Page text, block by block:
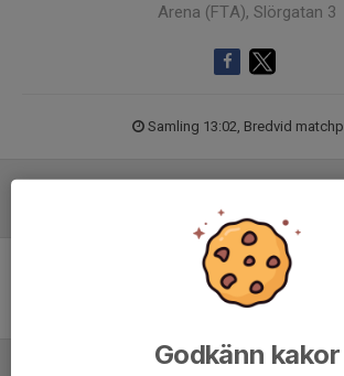
Arena (FTA), Slörgatan 3
Samling 13:02, Bredvid
Ingen uppställning ifylld
Godkänn kakor